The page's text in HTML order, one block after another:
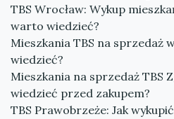
TBS Wrocław: Wykup
warto wiedzieć?
Mieszkania TBS na sprzedaż
wiedzieć?
Mieszkania na sprzedaż TBS
wiedzieć przed zakupem?
TBS Prawobrzeże: Jak